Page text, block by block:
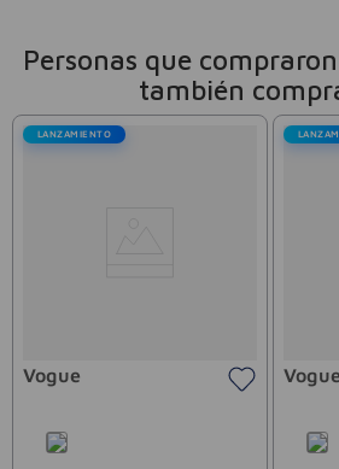
Personas que
también
LANZAMIENTO
Vogue Vogue